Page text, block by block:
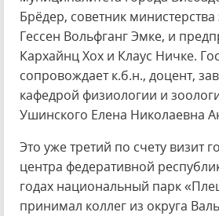
Брёдер, советник
Гессен Вольфганг Эмке, и
Кархайнц Хох и Клаус Ничке.
сопровождает к.б.н., доцент,
кафедрой физиологии и
Ушинского Елена Николаевна
Это уже третий по счету визит
центра федеративной
годах национальный парк
принимал коллег из округа